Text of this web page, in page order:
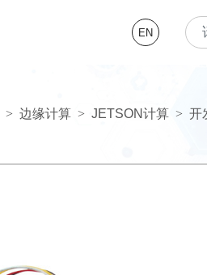
EN
>边缘计算 >JETSON计算 >开